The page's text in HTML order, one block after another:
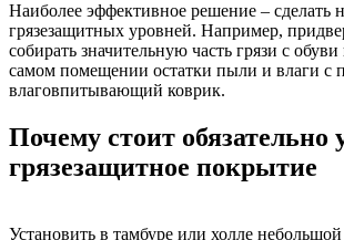
Наиболее эффективное решение – сделать
грязезащитных уровней. Например,
собирать значительную часть грязи с
самом помещении остатки пыли и влаги с
влаговпитывающий коврик.
Почему стоит обязательно
грязезащитное покрытие
Установить в тамбуре или холле небольшой